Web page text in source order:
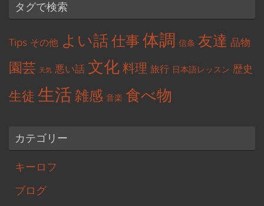
タグで検索
Tips その他 よい話仕事体調 信条 友達 品物
園芸 天気 悪い話 文化料理 旅行 日本語レッスン 歴史
生徒 生活雑感 音楽 食べ物
カテゴリー
キーロフ
ブログ